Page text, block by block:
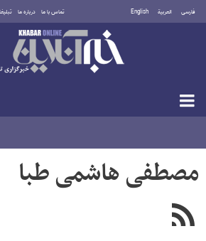
فارسی العربية English تماس با ما درباره ما
شنبه ۱۷ مرداد ۱۴۰۵
مصطفی هاشمی طبا